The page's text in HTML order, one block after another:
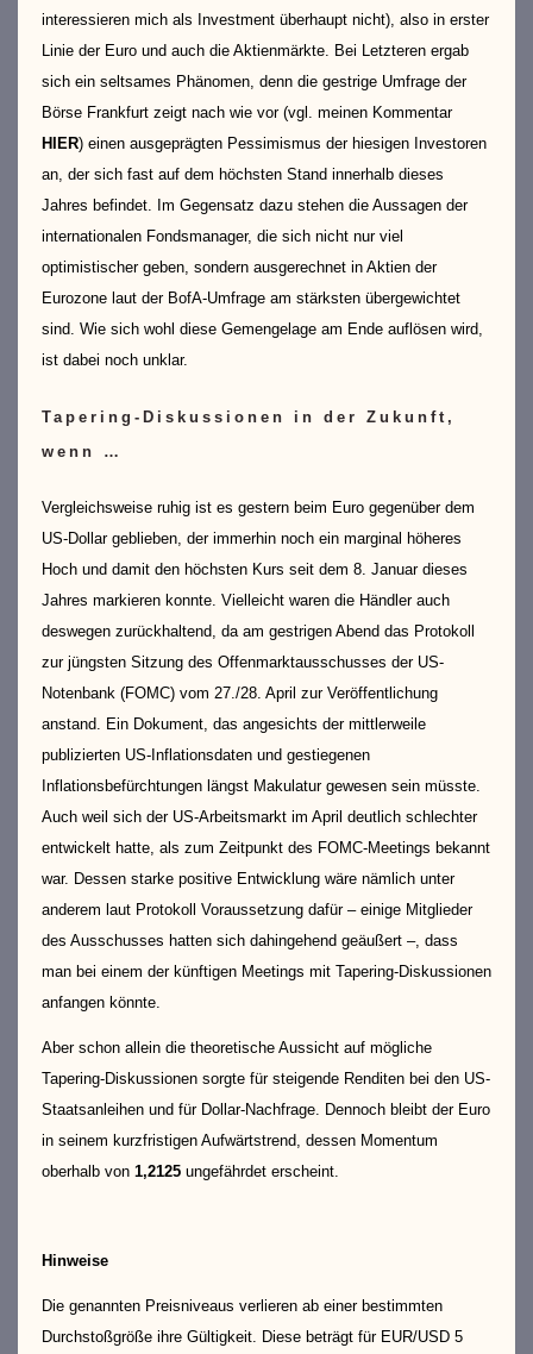
interessieren mich als Investment überhaupt nicht), also in erster
Linie der Euro und auch die Aktienmärkte. Bei Letzteren ergab
sich ein seltsames Phänomen, denn die gestrige Umfrage der
Börse Frankfurt zeigt nach wie vor (vgl. meinen Kommentar
HIER) einen ausgeprägten Pessimismus der hiesigen Investoren
an, der sich fast auf dem höchsten Stand innerhalb dieses
Jahres befindet. Im Gegensatz dazu stehen die Aussagen der
internationalen Fondsmanager, die sich nicht nur viel
optimistischer geben, sondern ausgerechnet in Aktien der
Eurozone laut der BofA-Umfrage am stärksten übergewichtet
sind. Wie sich wohl diese Gemengelage am Ende auflösen wird,
ist dabei noch unklar.
Tapering-Diskussionen in der Zukunft,
wenn …
Vergleichsweise ruhig ist es gestern beim Euro gegenüber dem
US-Dollar geblieben, der immerhin noch ein marginal höheres
Hoch und damit den höchsten Kurs seit dem 8. Januar dieses
Jahres markieren konnte. Vielleicht waren die Händler auch
deswegen zurückhaltend, da am gestrigen Abend das Protokoll
zur jüngsten Sitzung des Offenmarktausschusses der US-
Notenbank (FOMC) vom 27./28. April zur Veröffentlichung
anstand. Ein Dokument, das angesichts der mittlerweile
publizierten US-Inflationsdaten und gestiegenen
Inflationsbefürchtungen längst Makulatur gewesen sein müsste.
Auch weil sich der US-Arbeitsmarkt im April deutlich schlechter
entwickelt hatte, als zum Zeitpunkt des FOMC-Meetings bekannt
war. Dessen starke positive Entwicklung wäre nämlich unter
anderem laut Protokoll Voraussetzung dafür – einige Mitglieder
des Ausschusses hatten sich dahingehend geäußert –, dass
man bei einem der künftigen Meetings mit Tapering-Diskussionen
anfangen könnte.
Aber schon allein die theoretische Aussicht auf mögliche
Tapering-Diskussionen sorgte für steigende Renditen bei den US-
Staatsanleihen und für Dollar-Nachfrage. Dennoch bleibt der Euro
in seinem kurzfristigen Aufwärtstrend, dessen Momentum
oberhalb von 1,2125 ungefährdet erscheint.
Hinweise
Die genannten Preisniveaus verlieren ab einer bestimmten
Durchstoßgröße ihre Gültigkeit. Diese beträgt für EUR/USD 5